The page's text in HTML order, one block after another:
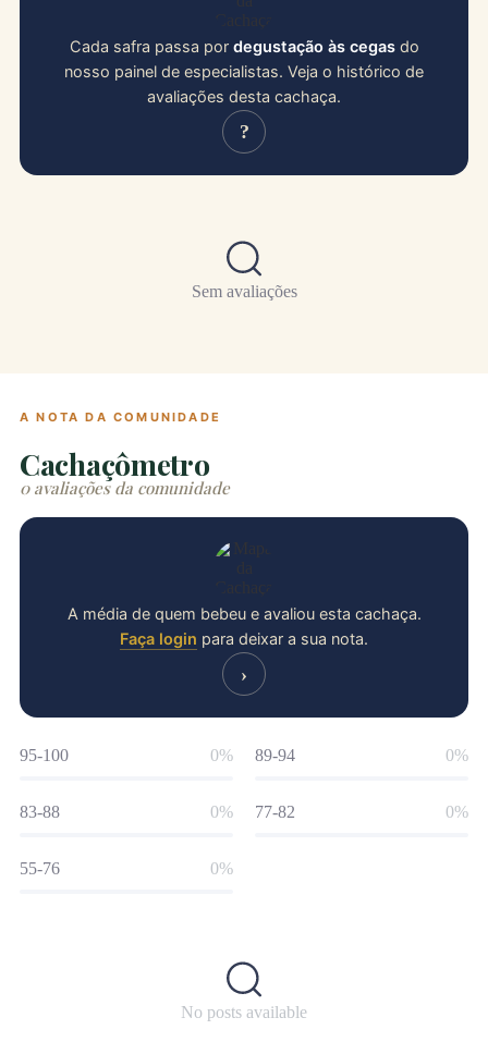
Cada safra passa por degustação às cegasdo
nosso painel de especialistas. Veja o histórico de
avaliações desta cachaça.
?
Sem avaliações
A NOTA DA COMUNIDADE
Cachaçômetro
0 avaliações da comunidade
A média de quem bebeu e avaliou esta cachaça.
Faça login para deixar a sua nota.
›
95-100 0% 89-94 0%
83-88 0% 77-82 0%
55-76 0%
No posts available